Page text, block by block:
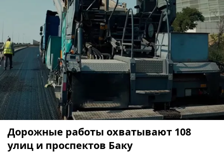
Дорожные работы охватывают 108
улиц и проспектов Баку